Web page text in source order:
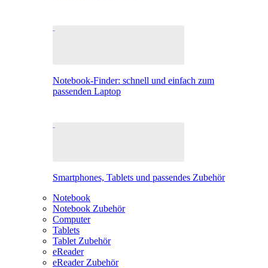
Notebook-Finder: schnell und einfach zum
passenden Laptop
Smartphones, Tablets und passendes Zubehör
Notebook
Notebook Zubehör
Computer
Tablets
Tablet Zubehör
eReader
eReader Zubehör